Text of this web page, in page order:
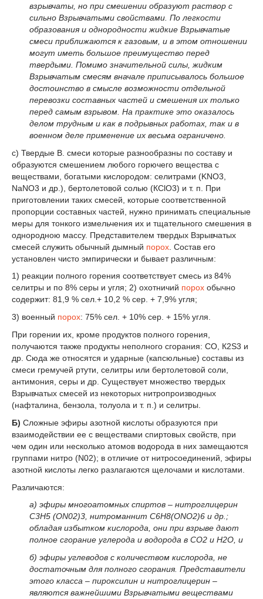
взрывчаты, но при смешении образуют раствор с
сильно Взрывчатыми свойствами. По легкости
образования и однородности жидкие Взрывчатые
смеси приближаются к газовым, и в этом отношении
могут иметь большое преимущество перед
твердыми. Помимо значительной силы, жидким
Взрывчатым смесям вначале приписывалось большое
достоинство в смысле возможности отдельной
перевозки составных частей и смешения их только
перед самым взрывом. На практике это оказалось
делом трудным и как в подрывных работах, так и в
военном деле применение их весьма ограничено.
с) Твердые В. смеси которые разнообразны по составу и
образуются смешением любого горючего вещества с
веществами, богатыми кислородом: селитрами (KNO3
NаNO3 и др.), бертолетовой солью (КСlO3) и т. п. При
приготовлении таких смесей, которые соответственной
пропорции составных частей, нужно принимать специальные
меры для тонкого измельчения их и тщательного смешения в
однородною массу. Представителем твердых Взрывчатых
смесей служить обычный дымный порох . Состав его
установлен чисто эмпирически и бывает различным:
1) реакции полного горения соответствует смесь из 84%
селитры и по 8% серы и угля; 2) охотничий порох обычно
содержит: 81,9 % сел.+ 10,2 % сер. + 7,9% угля;
3) военный порох: 75% сел. + 10% сер. + 15% угля.
При горении их, кроме продуктов полного горения,
получаются также продукты неполного сгорания: CO, К2S3 и
др. Сюда же относятся и ударные (капсюльные) составы из
смеси гремучей ртути, селитры или бертолетовой соли,
антимония, серы и др. Существует множество твердых
Взрывчатых смесей из некоторых нитропроизводных
(нафталина, бензола, толуола и т. п.) и селитры.
Б) Сложные эфиры азотной кислоты образуются при
взаимодействии ее с веществами спиртовых свойств, при
чем один или несколько атомов водорода в них замещаются
группами нитро (N02); в отличие от нитросоединений, эфиры
азотной кислоты легко разлагаются щелочами и кислотами.
Различаются:
а) эфиры многоатомных спиртов – нитроглицерин
С3Н5 (ON02)3, нитроманнит C6H8(ONO2)6 и др.;
обладая избытком кислорода, они при взрыве дают
полное сгорание углерода и водорода в СO2 и Н2O, и
б) эфиры углеводов с количеством кислорода, не
достаточным для полного сгорания. Представители
этого класса – пироксилин и нитроглицерин –
являются важнейшими Взрывчатыми веществами